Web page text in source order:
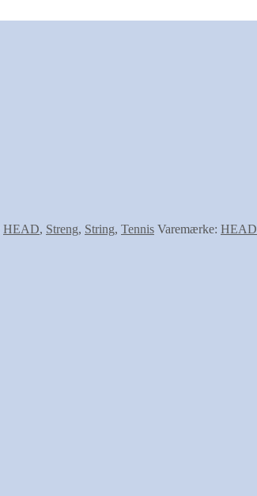
HEAD, Streng, String, Tennis Varemærke: HEAD